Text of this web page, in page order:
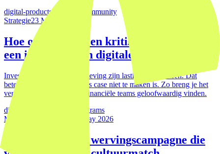
digital-products
community
Strategie23 May 2026
Hoe overtuig je een kritische CFO van
een investering in digitale beleving
Investeringen in digitale beleving zijn lastig te modelleren. Dat
betekent niet dat de business case niet te maken is. Zo breng je het
verhaal op een manier die financiële teams geloofwaardig vinden.
digital-products
loyalty-programs
Medewerkerservaring
22 May 2026
Hoe maak je een wervingscampagne die